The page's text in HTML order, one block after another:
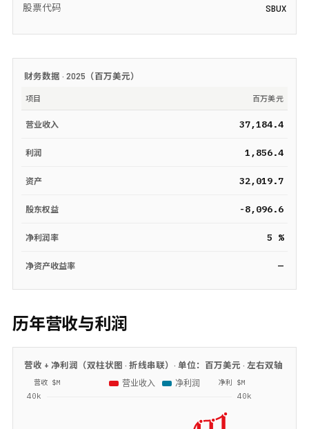
股票代码 SBUX
财务数据 · 2025 （百万美元）
项目 百万美元
营业收入 37,184.4
利润 1,856.4
资产 32,019.7
股东权益 -8,096.6
净利润率 5 %
净资产收益率 —
历年营收与利润
营收 + 净利润（双柱状图 · 折线串联）· 单位： 百万美元 · 左右双轴